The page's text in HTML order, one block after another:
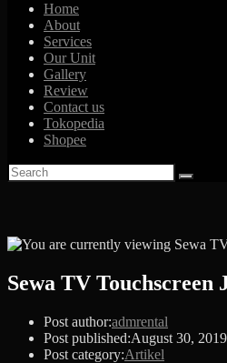
Home
About
Services
Our Unit
Gallery
Review
Contact us
Tokopedia
Shopee
Sewa TV Touchscreen
Post author:admrental
Post published:August 30, 2019
Post category:Artikel